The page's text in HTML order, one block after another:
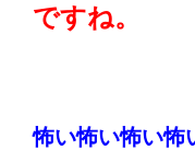
ですね。
怖い怖い怖い怖